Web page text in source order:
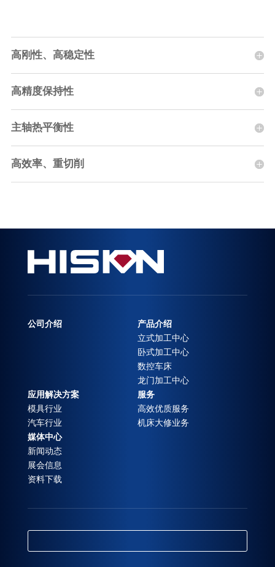
高刚性、高稳定性
高精度保持性
主轴热平衡性
高效率、重切削
公司介绍
产品介绍
立式加工中心
卧式加工中心
数控车床
龙门加工中心
应用解决方案
模具行业
汽车行业
服务
高效优质服务
机床大修业务
媒体中心
新闻动态
展会信息
资料下载